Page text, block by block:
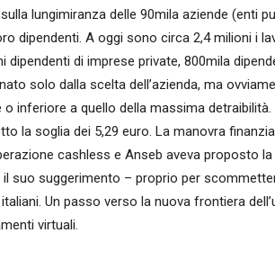
lungimiranza delle 90mila aziende (enti
dipendenti. A oggi sono circa 2,4 milioni i
dipendenti di imprese private, 800mila
solo dalla scelta dell’azienda, ma
o inferiore a quello della massima
la soglia dei 5,29 euro. La manovra
cashless e Anseb aveva proposto
suo suggerimento – proprio per
Un passo verso la nuova frontiera
virtuali.